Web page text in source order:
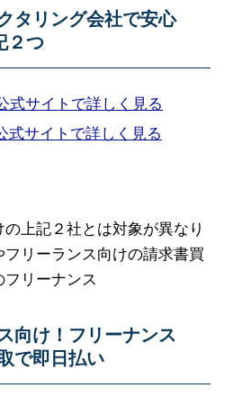
タリング会社で安心
２つ
式サイトで詳しく見る
サイトで詳しく見る
上記２社とは対象が異なり
フリーランス向けの請求書買
リーナンス
向け！フリーナンス
で即日払い